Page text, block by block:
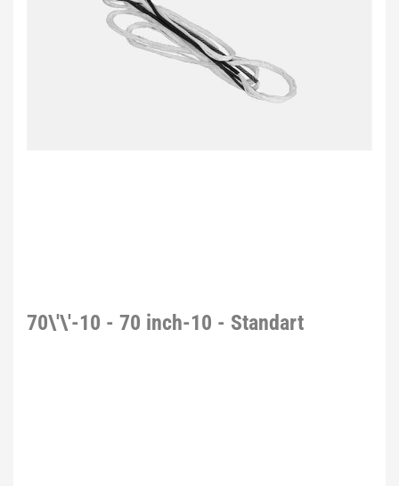
70\'\'-10 - 70 inch-10 - Standart